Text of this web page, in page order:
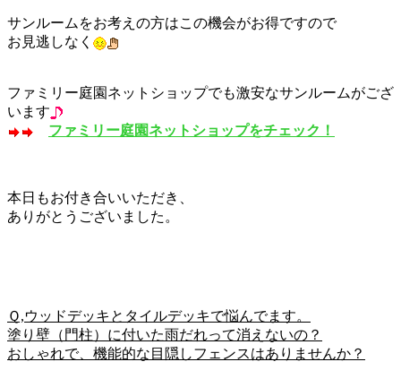
サンルームをお考えの方はこの機会がお得ですので
お見逃しなく
ファミリー庭園ネットショップでも激安なサンルームがござ
います
ファミリー庭園ネットショップをチェック！
本日もお付き合いいただき、
ありがとうございました。
Ｑ,ウッドデッキとタイルデッキで悩んでます。
塗り壁（門柱）に付いた雨だれって消えないの？
おしゃれで、機能的な目隠しフェンスはありませんか？